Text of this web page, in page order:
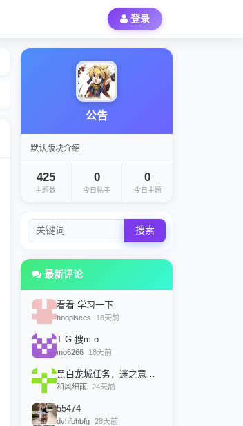
登录
公告
默认版块介绍
425
主题数
0
今日贴子
0
今日主题
搜索
最新评论
看看 学习一下
hoopisces 18天前
T G 搜m o
mo6266 18天前
黑白龙城任务，迷之意志路线，和老龙说话，选是：黑色意志，
和风细雨 24天前
55474
dvhfbhbfg 28天前